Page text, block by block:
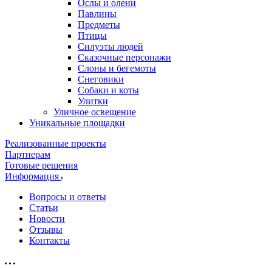
Ослы и олени
Павлины
Предметы
Птицы
Силуэты людей
Сказочные персонажи
Слоны и бегемоты
Снеговики
Собаки и коты
Улитки
Уличное освещение
Уникальные площадки
Реализованные проекты
Партнерам
Готовые решения
Информация
Вопросы и ответы
Статьи
Новости
Отзывы
Контакты